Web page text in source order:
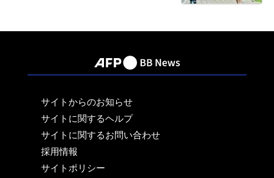
サイトからのお知らせ
サイトに関するヘルプ
サイトに関するお問い合わせ
採用情報
サイトポリシー